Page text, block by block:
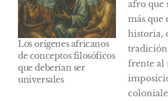
Los orígenes africanos
de conceptos filosóficos
que deberían ser
universales